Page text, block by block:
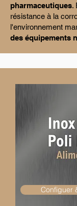
pharmaceutiques.
résistance à la
l'environnement
des équipements
Configuer